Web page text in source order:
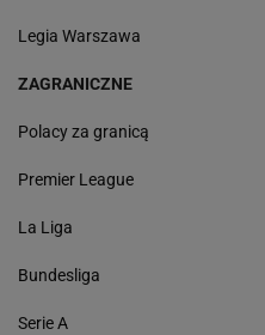
Legia Warszawa
ZAGRANICZNE
Polacy za granicą
Premier League
La Liga
Bundesliga
Serie A